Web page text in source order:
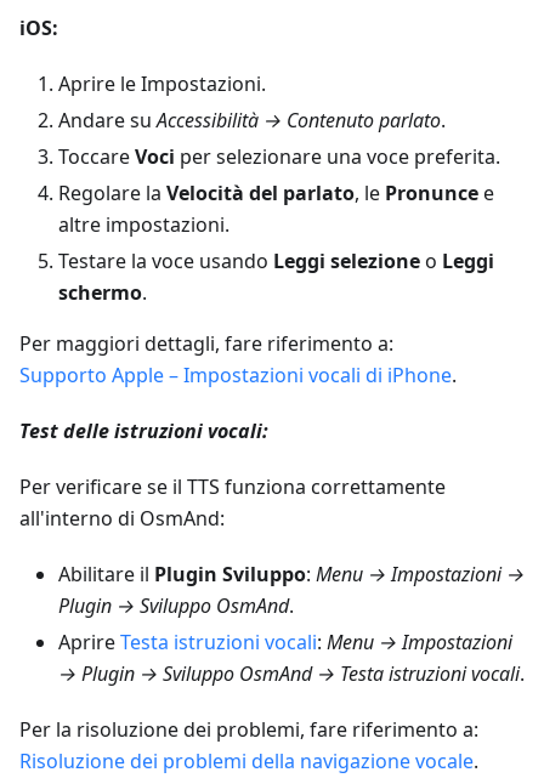
iOS:
Aprire le Impostazioni.
Andare suAccessibilità → Contenuto parlato.
ToccareVoci per selezionare una voce preferita.
Regolare la Velocità del parlato, le Pronuncee
altre impostazioni.
Testare la voce usando Leggi selezioneo Leggi
schermo.
Per maggiori dettagli, fare riferimento a:
Supporto Apple – Impostazioni vocali di iPhone.
Test delle istruzioni vocali:
Per verificare se il TTS funziona correttamente
all'interno di OsmAnd:
Abilitare il Plugin Sviluppo: Menu → Impostazioni →
Plugin → Sviluppo OsmAnd.
AprireTesta istruzioni vocali: Menu → Impostazioni
→ Plugin → Sviluppo OsmAnd → Testa istruzioni vocali.
Per la risoluzione dei problemi, fare riferimento a:
Risoluzione dei problemi della navigazione vocale.